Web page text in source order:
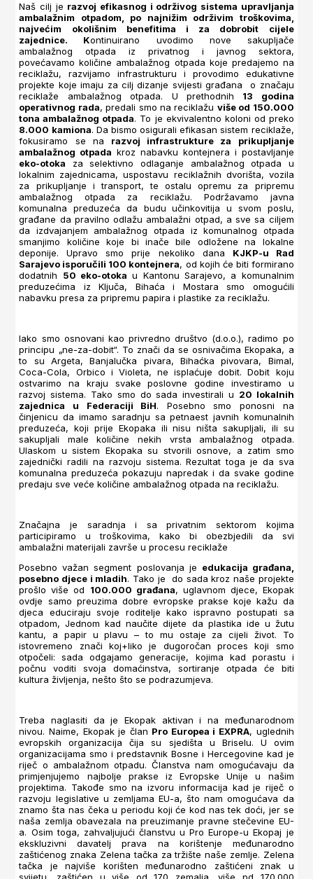
Naš cilj je razvoj efikasnog i održivog sistema upravljanja
ambalažnim otpadom, po najnižim održivim troškovima,
najvećim okolišnim benefitima i za dobrobit cijele
zajednice. Kontinuirano uvodimo nove sakupljače
ambalažnog otpada iz privatnog i javnog sektora,
povećavamo količine ambalažnog otpada koje predajemo na
reciklažu, razvijamo infrastrukturu i provodimo edukativne
projekte koje imaju za cilj dizanje svijesti građana o značaju
reciklaže ambalažnog otpada. U prethodnih 13 godina
operativnog rada, predali smo na reciklažu više od 150.000
tona ambalažnog otpada. To je ekvivalentno koloni od preko
8.000 kamiona. Da bismo osigurali efikasan sistem reciklaže,
fokusiramo se na razvoj infrastrukture za prikupljanje
ambalažnog otpada kroz nabavku kontejnera i postavljanje
eko-otoka za selektivno odlaganje ambalažnog otpada u
lokalnim zajednicama, uspostavu reciklažnih dvorišta, vozila
za prikupljanje i transport, te ostalu opremu za pripremu
ambalažnog otpada za reciklažu. Podržavamo javna
komunalna preduzeća da budu učinkovitija u svom poslu,
građane da pravilno odlažu ambalažni otpad, a sve sa ciljem
da izdvajanjem ambalažnog otpada iz komunalnog otpada
smanjimo količine koje bi inače bile odložene na lokalne
deponije. Upravo smo prije nekoliko dana KJKP-u Rad
Sarajevo isporučili 100 kontejnera, od kojih će biti formirano
dodatnih 50 eko-otoka u Kantonu Sarajevo, a komunalnim
preduzećima iz Ključa, Bihaća i Mostara smo omogućili
nabavku presa za pripremu papira i plastike za reciklažu.
Iako smo osnovani kao privredno društvo (d.o.o.), radimo po
principu „ne-za-dobit“. To znači da se osnivačima Ekopaka, a
to su Argeta, Banjalučka pivara, Bihaćka pivovara, Bimal,
Coca-Cola, Orbico i Violeta, ne isplaćuje dobit. Dobit koju
ostvarimo na kraju svake poslovne godine investiramo u
razvoj sistema. Tako smo do sada investirali u 20 lokalnih
zajednica u Federaciji BiH. Posebno smo ponosni na
činjenicu da imamo saradnju sa petnaest javnih komunalnih
preduzeća, koji prije Ekopaka ili nisu ništa sakupljali, ili su
sakupljali male količine nekih vrsta ambalažnog otpada.
Ulaskom u sistem Ekopaka su stvorili osnove, a zatim smo
zajednički radili na razvoju sistema. Rezultat toga je da sva
komunalna preduzeća pokazuju napredak i da svake godine
predaju sve veće količine ambalažnog otpada na reciklažu.
Značajna je saradnja i sa privatnim sektorom kojima
participiramo u troškovima, kako bi obezbjedili da svi
ambalažni materijali završe u procesu reciklaže
Posebno važan segment poslovanja je edukacija građana,
posebno djece i mladih. Tako je do sada kroz naše projekte
prošlo više od 100.000 građana, uglavnom djece, Ekopak
ovdje samo preuzima dobre evropske prakse koje kažu da
djeca educiraju svoje roditelje kako ispravno postupati sa
otpadom, Jednom kad naučite dijete da plastika ide u žutu
kantu, a papir u plavu – to mu ostaje za cijeli život. To
istovremeno znači koj+liko je dugoročan proces koji smo
otpočeli: sada odgajamo generacije, kojima kad porastu i
počnu voditi svoja domaćinstva, sortiranje otpada će biti
kultura življenja, nešto što se podrazumjeva.
Treba naglasiti da je Ekopak aktivan i na međunarodnom
nivou. Naime, Ekopak je član Pro Europea i EXPRA, uglednih
evropskih organizacija čija su sjedišta u Briselu. U ovim
organizacijama smo i predstavnik Bosne i Hercegovine kad je
riječ o ambalažnom otpadu. Članstva nam omogućavaju da
primjenjujemo najbolje prakse iz Evropske Unije u našim
projektima. Takođe smo na izvoru informacija kad je riječ o
razvoju legislative u zemljama EU-a, što nam omogućava da
znamo šta nas čeka u periodu koji će kod nas tek doći, jer se
naša zemlja obavezala na preuzimanje pravne stečevine EU-
a. Osim toga, zahvaljujući članstvu u Pro Europe-u Ekopaj je
ekskluzivni davatelj prava na korištenje međunarodno
zaštićenog znaka Zelena tačka za tržište naše zemlje. Zelena
tačka je najviše korišten međunarodno zaštićeni znak u